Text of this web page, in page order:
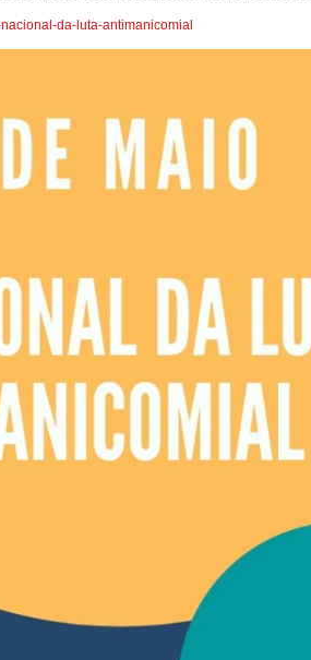
da-luta-antimanicomial